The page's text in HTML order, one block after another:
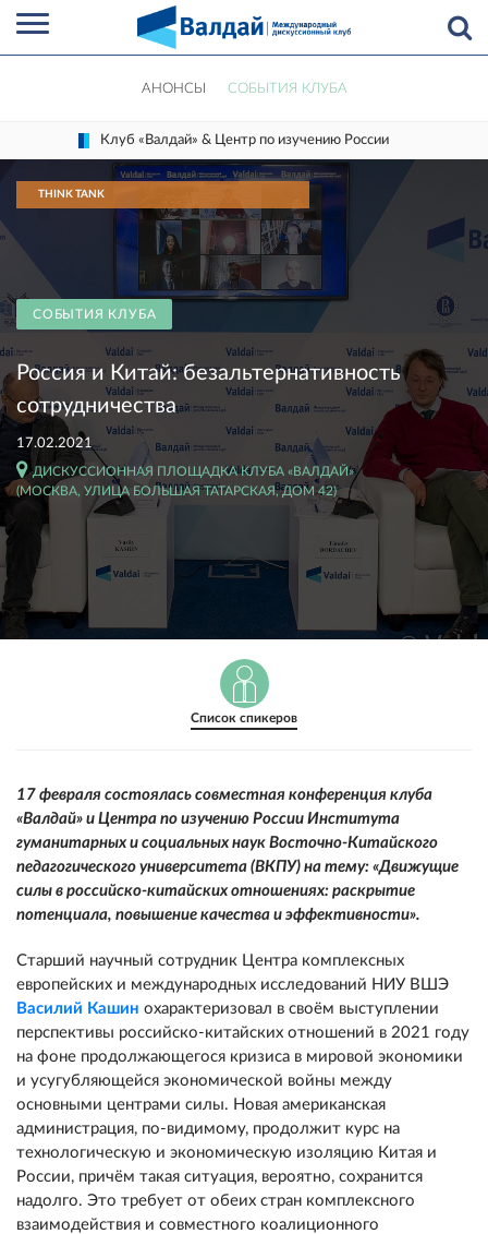
АНОНСЫ СОБЫТИЯ КЛУБА
Клуб «Валдай» & Центр по изучению России
THINK TANK
СОБЫТИЯ КЛУБА
Россия и Китай: безальтернативность
сотрудничества
17.02.2021
ДИСКУССИОННАЯ ПЛОЩАДКА КЛУБА «ВАЛДАЙ»
(МОСКВА, УЛИЦА БОЛЬШАЯ ТАТАРСКАЯ, ДОМ 42)
Список спикеров
17 февраля состоялась совместная конференция клуба
«Валдай» и Центра по изучению России Института
гуманитарных и социальных наук Восточно-Китайского
педагогического университета (ВКПУ) на тему: «Движущие
силы в российско-китайских отношениях: раскрытие
потенциала, повышение качества и эффективности».
Cтарший научный сотрудник Центра комплексных
европейских и международных исследований НИУ ВШЭ
Василий Кашин охарактеризовал в своём выступлении
перспективы российско-китайских отношений в 2021 году
на фоне продолжающегося кризиса в мировой экономики
и усугубляющейся экономической войны между
основными центрами силы. Новая американская
администрация, по-видимому, продолжит курс на
технологическую и экономическую изоляцию Китая и
России, причём такая ситуация, вероятно, сохранится
надолго. Это требует от обеих стран комплексного
взаимодействия и совместного коалиционного